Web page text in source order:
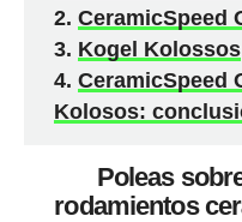
CeramicSpeed
Kogel Kolossos
CeramicSpeed
Kolosos:
Poleas
rodamientos